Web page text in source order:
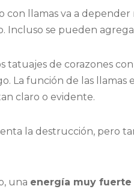
con llamas va a
Incluso se pueden
tatuajes de corazones
La función de las llamas
claro o evidente.
la destrucción, pero
una energía muy